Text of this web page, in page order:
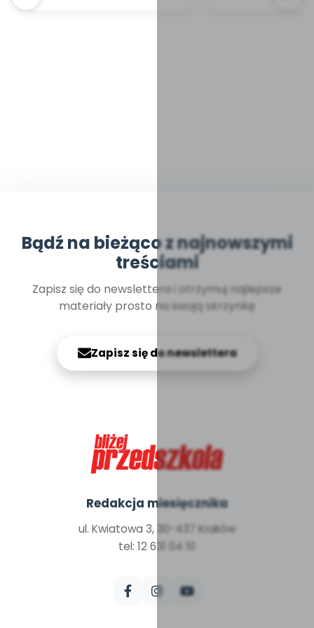
Bądź na bieżąco z najnowszymi
treściami
Zapisz się do newslettera i otrzymuj najlepsze
materiały prosto na swoją skrzynkę
Zapisz się do newslettera
Redakcja miesięcznika
ul. Kwiatowa 3, 30-437 Kraków
tel: 12 631 04 10